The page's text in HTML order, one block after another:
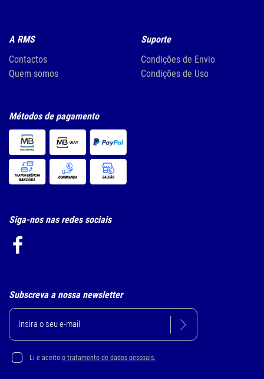
A RMS
Contactos
Quem somos
Suporte
Condições de Envio
Condições de Uso
Métodos de pagamento
Siga-nos nas redes sociais
Subscreva a nossa newsletter
Li e aceito o tratamento de dados pessoais.